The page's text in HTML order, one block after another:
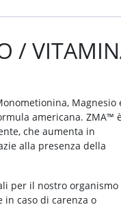
/
Magnesio
americana. ZMA™
che aumenta in
alla presenza della
per il nostro organismo
caso di carenza o